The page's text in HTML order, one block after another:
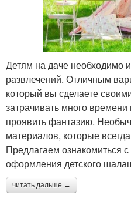
Детям на даче необходимо
развлечений. Отличным
который вы сделаете
затрачивать много времени
проявить фантазию.
материалов, которые
Предлагаем ознакомиться
оформления детского
читать дальше →